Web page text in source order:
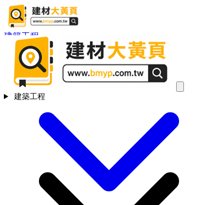
建築工程
建築工程